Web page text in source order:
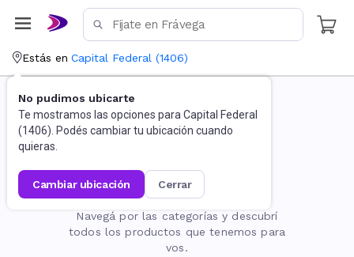
Estás en Capital Federal (1406)
No pudimos ubicarte
Te mostramos las opciones para Capital Federal
(1406). Podés cambiar tu ubicación cuando
quieras.
cambiar ubicación cerrar
La página no existe
Navegá por las categorías y descubrí
todos los productos que tenemos para
vos.